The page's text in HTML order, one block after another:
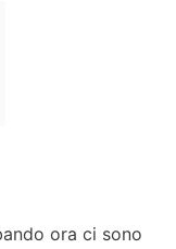
ora ci sono